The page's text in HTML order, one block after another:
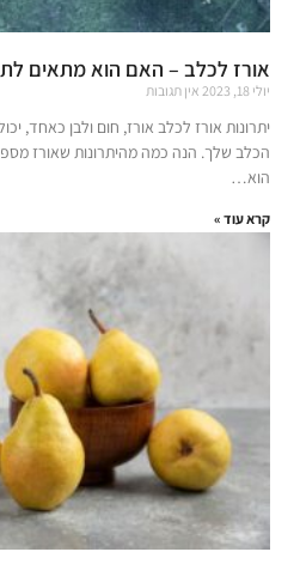
אורז לכלב – האם הוא מתאים
יולי 18, 2023 אין תגובות
יתרונות אורז לכלב אורז, חום ולבן כאחד,
הוא…
קרא עוד »